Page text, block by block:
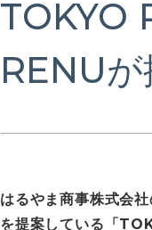
TOKYO
RENUが
はるやま商事株式会
を提案している「